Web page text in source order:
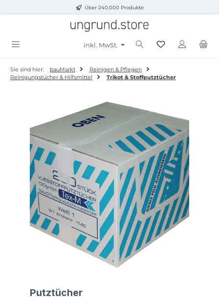
Zum Hauptinhalt springenÜber 240.000 Produkte
inkl. MwSt.
Sie sind hier: bauMarkt
Reinigen & Pflegen
Reinigungstücher & Hilfsmittel
Trikot & Stoffputztücher
Putztücher